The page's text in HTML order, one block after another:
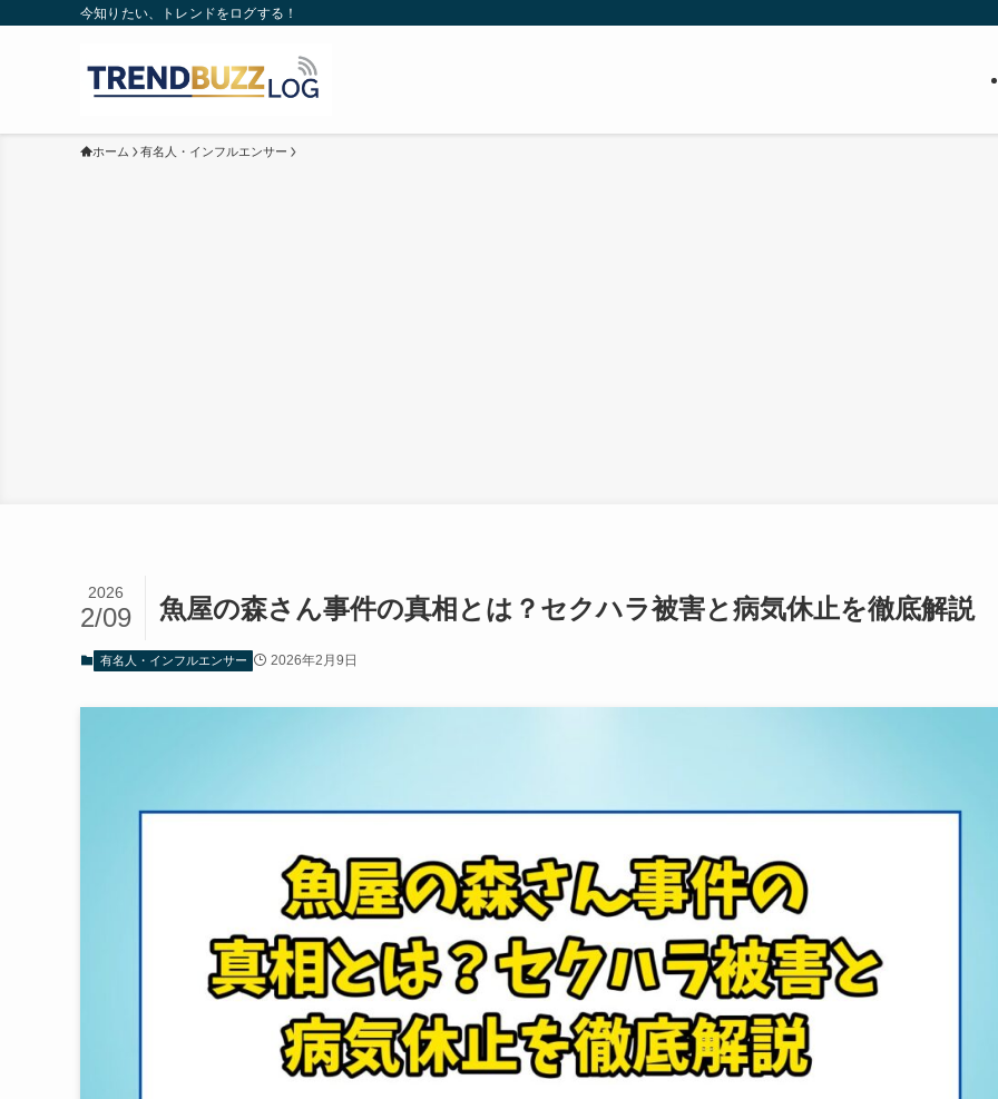
今知りたい、トレンドをログする！
ホーム 有名人・インフルエンサー
魚屋の森さん事件の真相とは？セクハラ被害と病気休止を徹底解説
2026
2/09
有名人・インフルエンサー 2026年2月9日